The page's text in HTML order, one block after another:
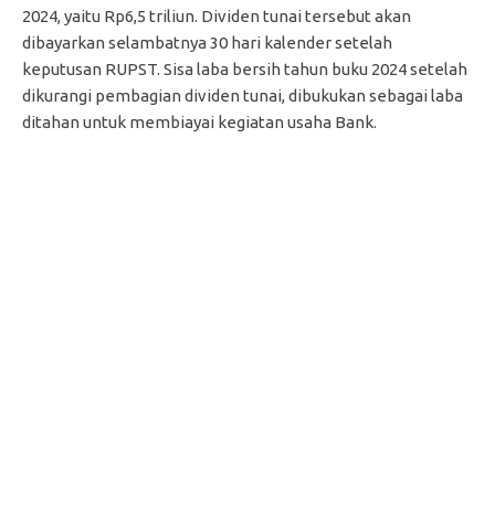
2024, yaitu Rp6,5 triliun. Dividen tunai tersebut akan
dibayarkan selambatnya 30 hari kalender setelah
keputusan RUPST. Sisa laba bersih tahun buku 2024 setelah
dikurangi pembagian dividen tunai, dibukukan sebagai laba
ditahan untuk membiayai kegiatan usaha Bank.